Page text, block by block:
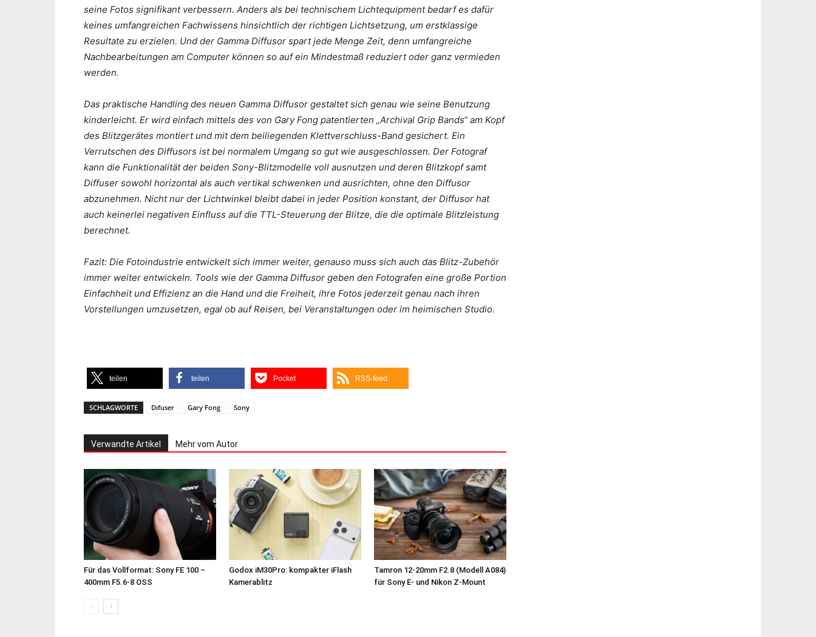
seine Fotos signifikant verbessern. Anders als bei technischem Lichtequipment bedarf es dafür
keines umfangreichen Fachwissens hinsichtlich der richtigen Lichtsetzung, um erstklassige
Resultate zu erzielen. Und der Gamma Diffusor spart jede Menge Zeit, denn umfangreiche
Nachbearbeitungen am Computer können so auf ein Mindestmaß reduziert oder ganz vermieden
werden.
Das praktische Handling des neuen Gamma Diffusor gestaltet sich genau wie seine Benutzung
kinderleicht. Er wird einfach mittels des von Gary Fong patentierten „Archival Grip Bands“ am Kopf
des Blitzgerätes montiert und mit dem beiliegenden Klettverschluss-Band gesichert. Ein
Verrutschen des Diffusors ist bei normalem Umgang so gut wie ausgeschlossen. Der Fotograf
kann die Funktionalität der beiden Sony-Blitzmodelle voll ausnutzen und deren Blitzkopf samt
Diffuser sowohl horizontal als auch vertikal schwenken und ausrichten, ohne den Diffusor
abzunehmen. Nicht nur der Lichtwinkel bleibt dabei in jeder Position konstant, der Diffusor hat
auch keinerlei negativen Einfluss auf die TTL-Steuerung der Blitze, die die optimale Blitzleistung
berechnet.
Fazit: Die Fotoindustrie entwickelt sich immer weiter, genauso muss sich auch das Blitz-Zubehör
immer weiter entwickeln. Tools wie der Gamma Diffusor geben den Fotografen eine große Portion
Einfachheit und Effizienz an die Hand und die Freiheit, ihre Fotos jederzeit genau nach ihren
Vorstellungen umzusetzen, egal ob auf Reisen, bei Veranstaltungen oder im heimischen Studio.
teilen teilen Pocket RSS-feed
SCHLAGWORTE Difuser Gary Fong Sony
Verwandte Artikel Mehr vom Autor
Für das Vollformat: Sony FE 100 –
400mm F5.6-8 OSS
Godox iM30Pro: kompakter iFlash
Kamerablitz
Tamron 12-20mm F2.8 (Modell A084)
für Sony E- und Nikon Z-Mount